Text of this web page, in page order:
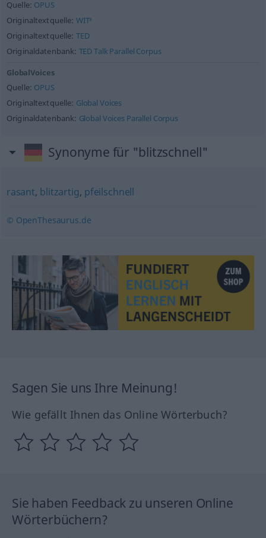
Quelle: OPUS
Originaltextquelle: WIT³
Originaltextquelle: TED
Originaldatenbank: TED Talk Parallel Corpus
GlobalVoices
Quelle: OPUS
Originaltextquelle: Global Voices
Originaldatenbank: Global Voices Parallel Corpus
Synonyme für "blitzschnell"
rasant, blitzartig, pfeilschnell
© OpenThesaurus.de
Sagen Sie uns Ihre Meinung!
Wie gefällt Ihnen das Online Wörterbuch?
Sie haben Feedback zu unseren Online
Wörterbüchern?